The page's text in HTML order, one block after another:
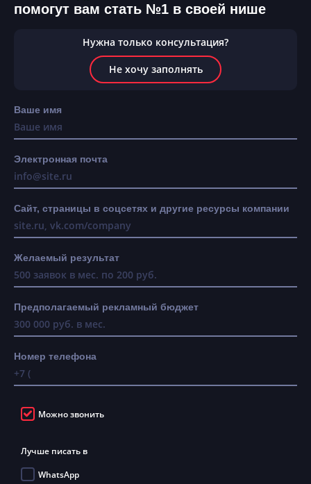
помогут вам стать №1 в своей нише
Нужна только консультация?
Не хочу заполнять
Ваше имя
Электронная почта
Сайт, страницы в соцсетях и другие ресурсы компании
Желаемый результат
Предполагаемый рекламный бюджет
Номер телефона
Можно звонить
Лучше писать в
WhatsApp